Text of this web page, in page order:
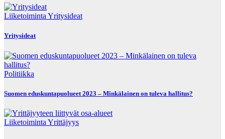
Liiketoiminta Yritysideat
Yritysideat
Politiikka
Suomen eduskuntapuolueet 2023 – Minkälainen on tuleva hallitus?
Liiketoiminta Yrittäjyys